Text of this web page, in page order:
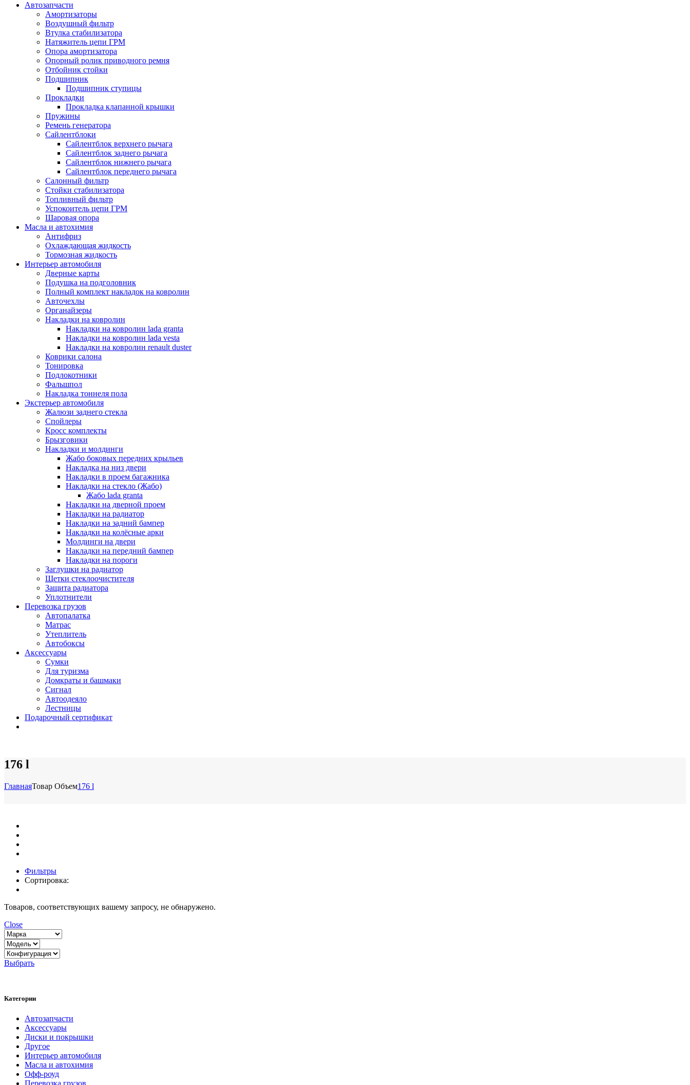
Автозапчасти
Амортизаторы
Воздушный фильтр
Втулка стабилизатора
Натяжитель цепи ГРМ
Опора амортизатора
Опорный ролик приводного ремня
Отбойник стойки
Подшипник
Подшипник ступицы
Прокладки
Прокладка клапанной крышки
Пружины
Ремень генератора
Сайлентблоки
Сайлентблок верхнего рычага
Сайлентблок заднего рычага
Сайлентблок нижнего рычага
Сайлентблок переднего рычага
Салонный фильтр
Стойки стабилизатора
Топливный фильтр
Успокоитель цепи ГРМ
Шаровая опора
Масла и автохимия
Антифриз
Охлаждающая жидкость
Тормозная жидкость
Интерьер автомобиля
Дверные карты
Подушка на подголовник
Полный комплект накладок на ковролин
Авточехлы
Органайзеры
Накладки на ковролин
Накладки на ковролин lada granta
Накладки на ковролин lada vesta
Накладки на ковролин renault duster
Коврики салона
Тонировка
Подлокотники
Фальшпол
Накладка тоннеля пола
Экстерьер автомобиля
Жалюзи заднего стекла
Спойлеры
Кросс комплекты
Брызговики
Накладки и молдинги
Жабо боковых передних крыльев
Накладка на низ двери
Накладки в проем багажника
Накладки на стекло (Жабо)
Жабо lada granta
Накладки на дверной проем
Накладки на радиатор
Накладки на задний бампер
Накладки на колёсные арки
Молдинги на двери
Накладки на передний бампер
Накладки на пороги
Заглушки на радиатор
Щетки стеклоочистителя
Защита радиатора
Уплотнители
Перевозка грузов
Автопалатка
Матрас
Утеплитель
Автобоксы
Аксессуары
Сумки
Для туризма
Домкраты и башмаки
Сигнал
Автоодеяло
Лестницы
Подарочный сертификат
176 l
ГлавнаяТовар Объем176 l
Фильтры
Сортировка:
Товаров, соответствующих вашему запросу, не обнаружено.
Close
Выбрать
Категории
Автозапчасти
Аксессуары
Диски и покрышки
Другое
Интерьер автомобиля
Масла и автохимия
Офф-роуд